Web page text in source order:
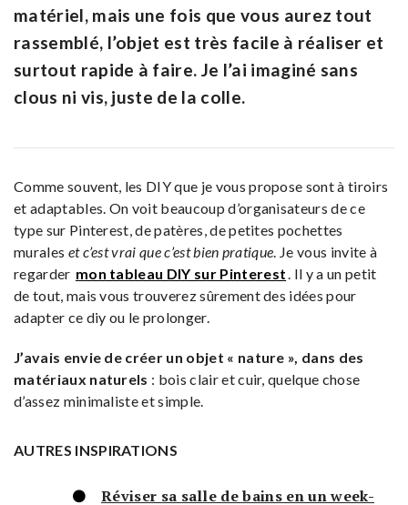
matériel, mais une fois que vous aurez tout
rassemblé, l’objet est très facile à réaliser et
surtout rapide à faire. Je l’ai imaginé sans
clous ni vis, juste de la colle.
Comme souvent, les DIY que je vous propose sont à tiroirs
et adaptables. On voit beaucoup d’organisateurs de ce
type sur Pinterest, de patères, de petites pochettes
murales et c’est vrai que c’est bien pratique. Je vous invite à
regarder mon tableau DIY sur Pinterest. Il y a un petit
de tout, mais vous trouverez sûrement des idées pour
adapter ce diy ou le prolonger.
J’avais envie de créer un objet « nature », dans des
matériaux naturels : bois clair et cuir, quelque chose
d’assez minimaliste et simple.
AUTRES INSPIRATIONS
Réviser sa salle de bains en un week-